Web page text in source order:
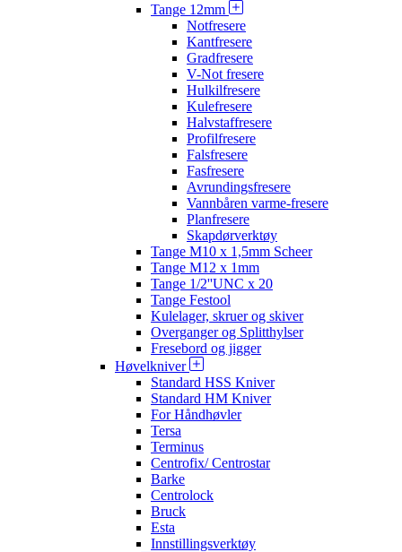
Tange 12mm
Notfresere
Kantfresere
Gradfresere
V-Not fresere
Hulkilfresere
Kulefresere
Halvstaffresere
Profilfresere
Falsfresere
Fasfresere
Avrundingsfresere
Vannbåren varme-fresere
Planfresere
Skapdørverktøy
Tange M10 x 1,5mm Scheer
Tange M12 x 1mm
Tange 1/2''UNC x 20
Tange Festool
Kulelager, skruer og skiver
Overganger og Splitthylser
Fresebord og jigger
Høvelkniver
Standard HSS Kniver
Standard HM Kniver
For Håndhøvler
Tersa
Terminus
Centrofix/ Centrostar
Barke
Centrolock
Bruck
Esta
Innstillingsverktøy